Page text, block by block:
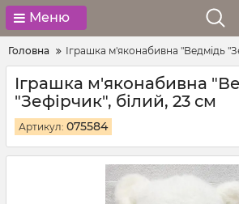
Меню
Головна Іграшка м'яконабивна "Ведмідь
Іграшка м'яконабивна
"Зефірчик", білий, 23 см
Артикул: 075584